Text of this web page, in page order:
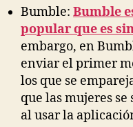
Bumble: Bumble
popular que es
embargo, en
enviar el primer
los que se
que las mujeres
al usar la